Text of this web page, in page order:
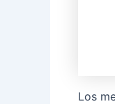
Los